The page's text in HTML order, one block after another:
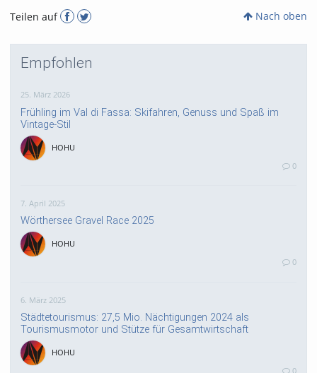
Teilen auf
Nach oben
Empfohlen
25. März 2026
Frühling im Val di Fassa: Skifahren, Genuss und Spaß im
Vintage-Stil
HOHU
0
7. April 2025
Wörthersee Gravel Race 2025
HOHU
0
6. März 2025
Städtetourismus: 27,5 Mio. Nächtigungen 2024 als
Tourismusmotor und Stütze für Gesamtwirtschaft
HOHU
0